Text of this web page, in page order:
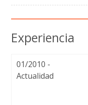
Experiencia
01/2010 -
Actualidad